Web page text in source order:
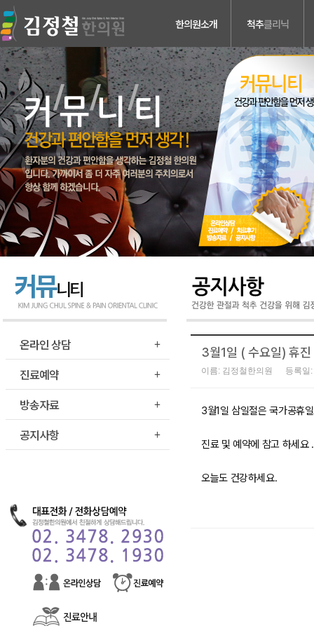
한의원소개 척추클리닉
의료진소개
진료안내
검사장비소개
치료장비소개
병원둘러보기
찾아오시는길
허리디스크
목디스크
척추관 협착증
척추분리증 &
척추전방전위증
척추수술후유증
커뮤니티
온라인 상담
진료예약
방송자료
공지사항
3월1일 ( 수요일) 휴
이름: 김정철한의원 등록일
3월1일 삼일절은 국가공휴
진료 및 예약에 참고 하세요 .
오늘도 건강하세요.